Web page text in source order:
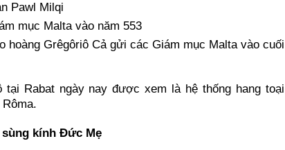
Pawl Milqi
mục Malta vào năm 553
hoàng Grêgôriô Cả gửi các Giám mục Malta vào cuối
tại Rabat ngày nay được xem là hệ thống hang toại
kính Đức Mẹ